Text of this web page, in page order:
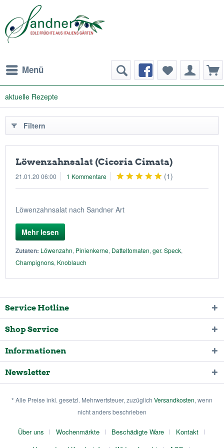
Menü
aktuelle Rezepte
Filtern
Löwenzahnsalat (Cicoria Cimata)
21.01.20 06:00 1 Kommentare (1)
Löwenzahnsalat nach Sandner Art
Mehr lesen
Zutaten: Löwenzahn, Pinienkerne, Datteltomaten, ger. Speck,
Champignons, Knoblauch
Service Hotline
Shop Service
Informationen
Newsletter
* Alle Preise inkl. gesetzl. Mehrwertsteuer, zuzüglich Versandkosten, wenn
nicht anders beschrieben
Über uns Wochenmärkte Beschädigte Ware
Kontakt